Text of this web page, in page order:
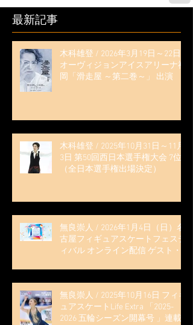
最新記事
木科雄登 / 2026年3月19日～22日
オーヴィジョンアイスアリーナ福
岡「滑走屋 ～第二巻～」 出演
木科雄登 / 2025年10月31日～11月
3日 第50回西日本選手権大会 7位
（全日本選手権出場決定）
無良崇人 / 2026年1月4日（日）名
古屋フィギュアスケートフェステ
ィバル オンライン配信 ゲスト・
無良崇人 / 2025年10月16日 フィギ
ュアスケートLife Extra 「2025-
2026 五輪シーズン開幕号 」連載